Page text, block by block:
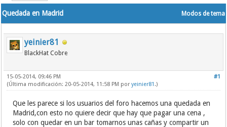
Modos de tema
Quedada en Madrid
yeinier81
BlackHat Cobre
#1
15-05-2014, 09:46 PM
(Última modificación: 20-05-2014, 11:58 PM poryeinier81 .)
Que les parece si los usuarios del foro hacemos una quedada en
Madrid,con esto no quiere decir que hay que pagar una cena ,
solo con quedar en un bar tomarnos unas cañas y compartir un